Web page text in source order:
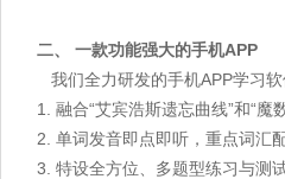
二、 一款功能强大的手机APP
我们全力研发的手机APP学习
1. 融合“艾宾浩斯遗忘曲线”和“
2. 单词发音即点即听，重点词汇
3. 特设全方位、多题型练习与测